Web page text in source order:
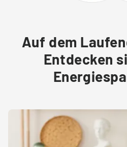
Auf dem
Entdecken